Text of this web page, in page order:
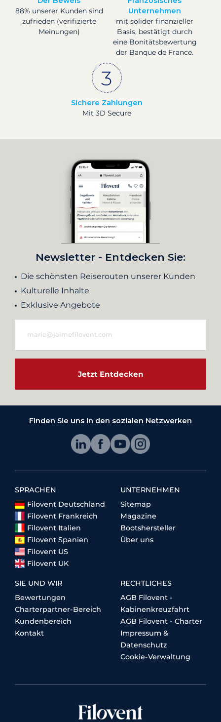
88% unserer Kunden sind
zufrieden (verifizierte
Meinungen)
Unternehmen
mit solider finanzieller
Basis, bestätigt durch
eine Bonitätsbewertung
der Banque de France.
Sichere Zahlungen
Mit 3D Secure
Newsletter - Entdecken Sie:
Die schönsten Reiserouten unserer Kunden
Kulturelle Inhalte
Exklusive Angebote
Jetzt Entdecken
Finden Sie uns in den sozialen Netzwerken
SPRACHEN
Filovent Deutschland
Filovent Frankreich
Filovent Italien
Filovent Spanien
Filovent US
Filovent UK
UNTERNEHMEN
Sitemap
Magazine
Bootshersteller
Über uns
SIE UND WIR
Bewertungen
Charterpartner-Bereich
Kundenbereich
Kontakt
RECHTLICHES
AGB Filovent -
Kabinenkreuzfahrt
AGB Filovent - Charter
Impressum &
Datenschutz
Cookie-Verwaltung